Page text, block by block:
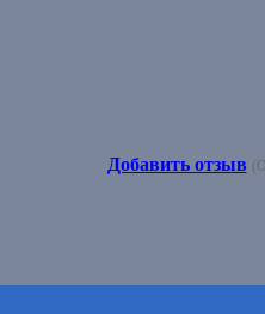
Добавить отзыв